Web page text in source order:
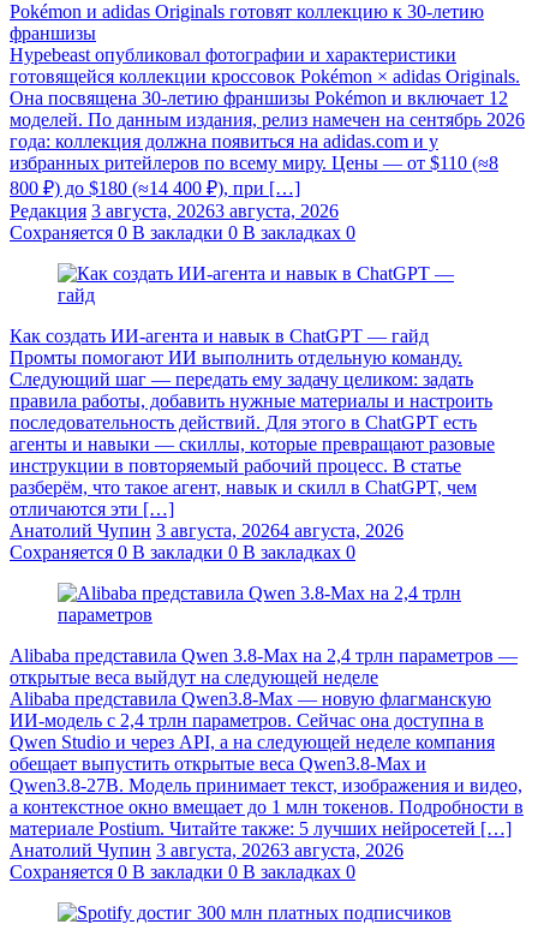
Pokémon и adidas Originals готовят коллекцию к 30-летию
франшизы
Hypebeast опубликовал фотографии и характеристики
готовящейся коллекции кроссовок Pokémon × adidas Originals.
Она посвящена 30-летию франшизы Pokémon и включает 12
моделей. По данным издания, релиз намечен на сентябрь 2026
года: коллекция должна появиться на adidas.com и у
избранных ритейлеров по всему миру. Цены — от $110 (≈8
800 ₽) до $180 (≈14 400 ₽), при […]
Редакция 3 августа, 20263 августа, 2026
Сохраняется 0 В закладки 0 В закладках 0
Как создать ИИ-агента и навык в ChatGPT — гайд
Промты помогают ИИ выполнить отдельную команду.
Следующий шаг — передать ему задачу целиком: задать
правила работы, добавить нужные материалы и настроить
последовательность действий. Для этого в ChatGPT есть
агенты и навыки — скиллы, которые превращают разовые
инструкции в повторяемый рабочий процесс. В статье
разберём, что такое агент, навык и скилл в ChatGPT, чем
отличаются эти […]
Анатолий Чупин 3 августа, 20264 августа, 2026
Сохраняется 0 В закладки 0 В закладках 0
Alibaba представила Qwen 3.8‑Max на 2,4 трлн параметров —
открытые веса выйдут на следующей неделе
Alibaba представила Qwen3.8‑Max — новую флагманскую
ИИ-модель с 2,4 трлн параметров. Сейчас она доступна в
Qwen Studio и через API, а на следующей неделе компания
обещает выпустить открытые веса Qwen3.8‑Max и
Qwen3.8‑27B. Модель принимает текст, изображения и видео,
а контекстное окно вмещает до 1 млн токенов. Подробности в
материале Postium. Читайте также: 5 лучших нейросетей […]
Анатолий Чупин 3 августа, 20263 августа, 2026
Сохраняется 0 В закладки 0 В закладках 0